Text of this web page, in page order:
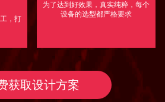
，打
为了达到好效果，真实纯粹，每个
设备的选型都严格要求
获取设计方案